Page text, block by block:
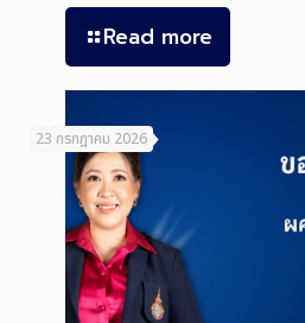
Read more
23 กรกฎาคม 2026